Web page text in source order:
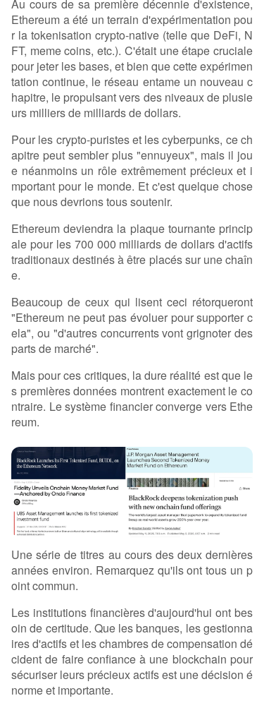
Au cours de sa première décennie d'existence,
Ethereum a été un terrain d'expérimentation pou
r la tokenisation crypto-native (telle que DeFi, N
FT, meme coins, etc.). C'était une étape cruciale
pour jeter les bases, et bien que cette expérimen
tation continue, le réseau entame un nouveau c
hapitre, le propulsant vers des niveaux de plusie
urs milliers de milliards de dollars.
Pour les crypto-puristes et les cyberpunks, ce ch
apitre peut sembler plus "ennuyeux", mais il jou
e néanmoins un rôle extrêmement précieux et i
mportant pour le monde. Et c'est quelque chose
que nous devrions tous soutenir.
Ethereum deviendra la plaque tournante princip
ale pour les 700 000 milliards de dollars d'actifs
traditionaux destinés à être placés sur une chaîn
e.
Beaucoup de ceux qui lisent ceci rétorqueront
"Ethereum ne peut pas évoluer pour supporter c
ela", ou "d'autres concurrents vont grignoter des
parts de marché".
Mais pour ces critiques, la dure réalité est que le
s premières données montrent exactement le co
ntraire. Le système financier converge vers Ethe
reum.
Une série de titres au cours des deux dernières
années environ. Remarquez qu'ils ont tous un p
oint commun.
Les institutions financières d'aujourd'hui ont bes
oin de certitude. Que les banques, les gestionna
ires d'actifs et les chambres de compensation dé
cident de faire confiance à une blockchain pour
sécuriser leurs précieux actifs est une décision é
norme et importante.